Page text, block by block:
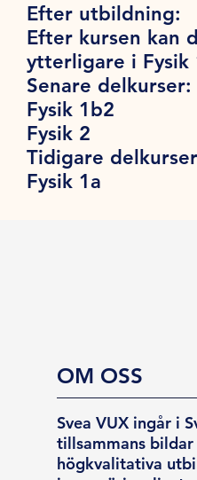
Efter utbildning:
Efter kursen kan
ytterligare i Fysik
Senare delkurser:
Fysik 1b2
Fysik 2
Tidigare
Fysik 1a
OM OSS
Svea VUX ingår i
tillsammans
högkvalitativa